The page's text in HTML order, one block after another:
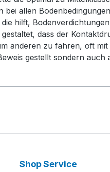
allen
hilft,
dass der
anderen zu fahren, oft
gestellt sondern
Shop Service